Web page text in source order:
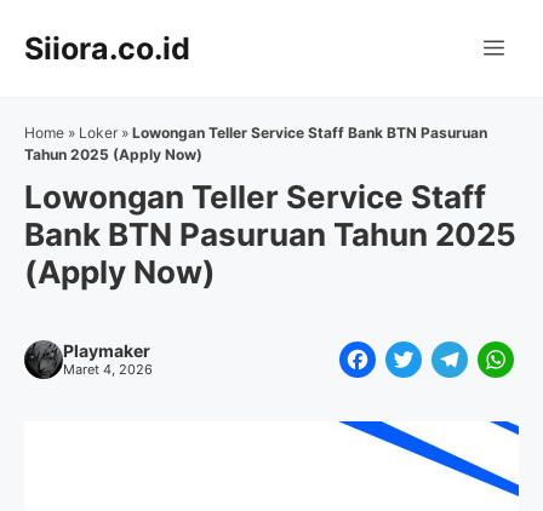
Siiora.co.id
Home » Loker » Lowongan Teller Service Staff Bank BTN Pasuruan
Tahun 2025 (Apply Now)
Lowongan Teller Service Staff
Bank BTN Pasuruan Tahun 2025
(Apply Now)
Playmaker
Maret 4, 2026
F
c
T
i
T
e
W
t